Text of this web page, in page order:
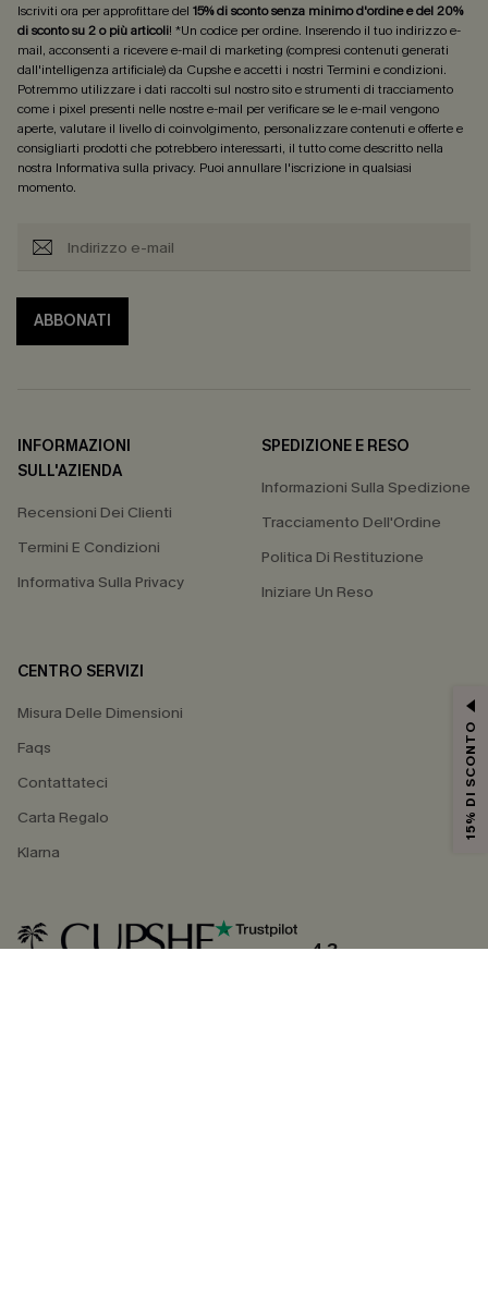
Iscriviti ora per approfittare del 15% di sconto senza minimo d'ordine e del 20%
di sconto su 2 o più articoli! *Un codice per ordine. Inserendo il tuo indirizzo e-
mail, acconsenti a ricevere e-mail di marketing (compresi contenuti generati
dall'intelligenza artificiale) da Cupshe e accetti i nostri Termini e condizioni.
Potremmo utilizzare i dati raccolti sul nostro sito e strumenti di tracciamento
come i pixel presenti nelle nostre e-mail per verificare se le e-mail vengono
aperte, valutare il livello di coinvolgimento, personalizzare contenuti e offerte e
consigliarti prodotti che potrebbero interessarti, il tutto come descritto nella
nostra Informativa sulla privacy. Puoi annullare l'iscrizione in qualsiasi
momento.
ABBONATI
INFORMAZIONI
SULL'AZIENDA
Recensioni Dei Clienti
Termini E Condizioni
Informativa Sulla Privacy
SPEDIZIONE E RESO
Informazioni Sulla Spedizione
Tracciamento Dell'Ordine
Politica Di Restituzione
Iniziare Un Reso
CENTRO SERVIZI
Misura Delle Dimensioni
Faqs
Contattateci
Carta Regalo
Klarna
4.3
15% DI SCONTO